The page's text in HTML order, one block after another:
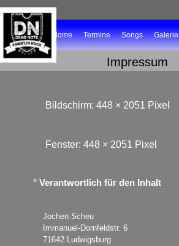
Home Termine Songs Galerie
Impressum
Bildschirm: 448 × 2051 Pixel
Fenster: 448 × 2051 Pixel
° Verantwortlich für den Inhalt
Jochen Scheu
Immanuel-Dornfeldstr. 6
71642 Ludwigsburg